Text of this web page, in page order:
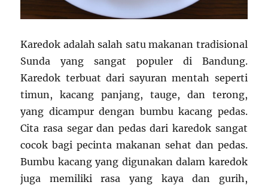
Karedok adalah salah satu makanan tradisional
Sunda yang sangat populer di Bandung.
Karedok terbuat dari sayuran mentah seperti
timun, kacang panjang, tauge, dan terong,
yang dicampur dengan bumbu kacang pedas.
Cita rasa segar dan pedas dari karedok sangat
cocok bagi pecinta makanan sehat dan pedas.
Bumbu kacang yang digunakan dalam karedok
juga memiliki rasa yang kaya dan gurih,